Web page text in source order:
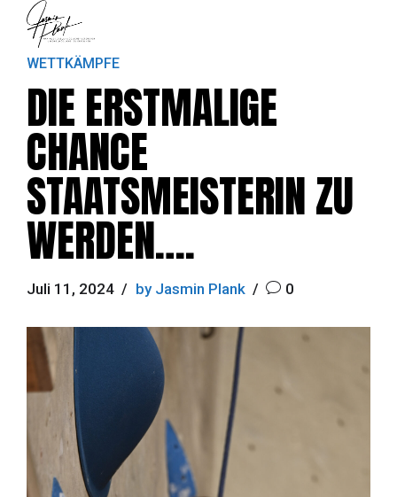
WETTKÄMPFE
DIE ERSTMALIGE
CHANCE
STAATSMEISTERIN ZU
WERDEN….
Juli 11, 2024 by Jasmin Plank 0